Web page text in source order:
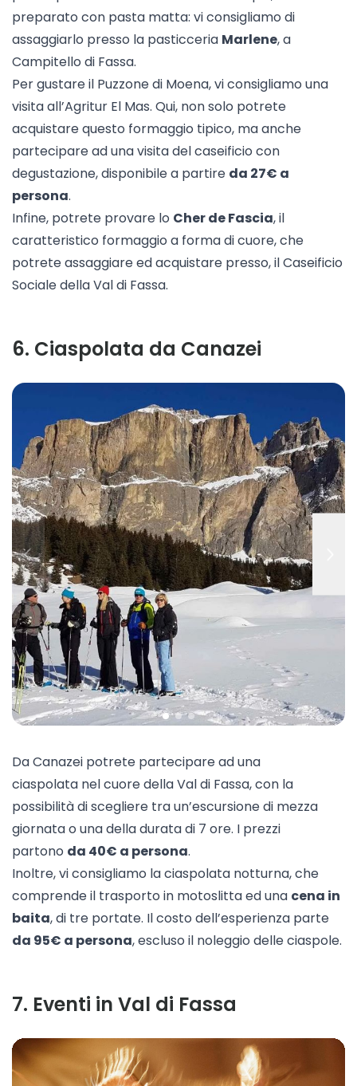
preparato con pasta matta: vi consigliamo di
assaggiarlo presso la pasticceria Marlene, a
Campitello di Fassa.
Per gustare il Puzzone di Moena, vi consigliamo una
visita all’Agritur El Mas. Qui, non solo potrete
acquistare questo formaggio tipico, ma anche
partecipare ad una visita del caseificio con
degustazione, disponibile a partire da 27€ a
persona.
Infine, potrete provare lo Cher de Fascia, il
caratteristico formaggio a forma di cuore, che
potrete assaggiare ed acquistare presso, ilCaseificio
Sociale della Val di Fassa.
6. Ciaspolata da Canazei
Da Canazei potrete partecipare ad una
ciaspolata nel cuore della Val di Fassa, con la
possibilità di scegliere tra un’escursione di mezza
giornata o una della durata di 7 ore. I prezzi
partono da 40€ a persona.
Inoltre, vi consigliamo la ciaspolata notturna, che
comprende il trasporto in motoslitta ed una cena in
baita, di tre portate. Il costo dell’esperienza parte
da 95€ a persona, escluso il noleggio delle ciaspole.
7. Eventi in Val di Fassa